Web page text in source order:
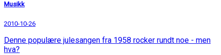
Musikk
2010-10-26
Denne populære julesangen fra 1958 rocker rundt noe - men
hva?